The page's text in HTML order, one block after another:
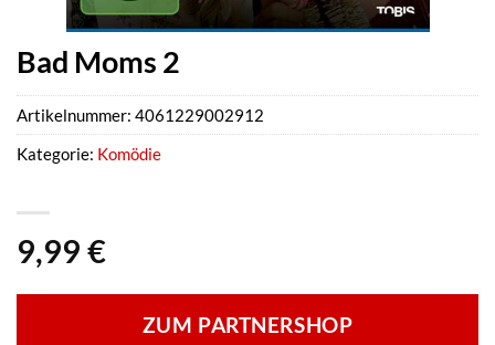
Bad Moms 2
9,99 €
ZUM PARTNERSHOP
Artikelnummer: 4061229002912
Kategorie: Komödie